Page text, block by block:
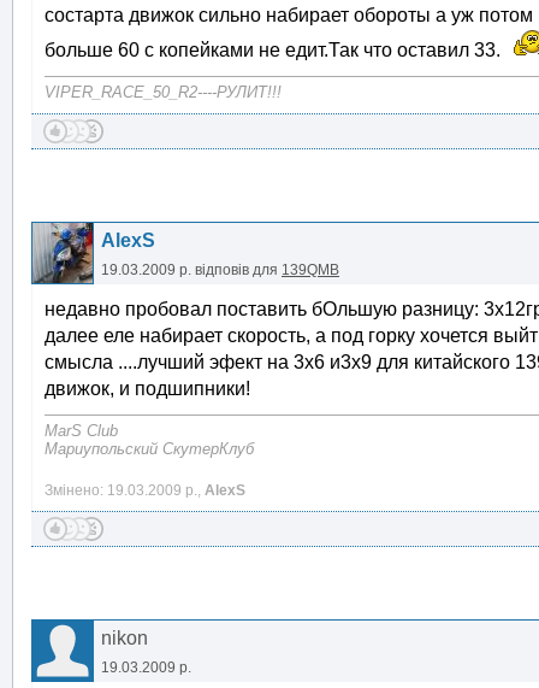
состарта движок сильно набирает обороты а уж потом
больше 60 с копейками не едит.Так что оставил 33.
VIPER_RACE_50_R2----РУЛИТ!!!
AlexS
19.03.2009 р. відповів для 139QMB
недавно пробовал поставить бОльшую разницу:
далее еле набирает скорость, а под горку хочется
смысла ....лучший эфект на 3х6 и3х9 для китайского
движок, и подшипники!
MarS Club
Мариупольский СкутерКлуб
Змінено: 19.03.2009 р., AlexS
nikon
19.03.2009 р.